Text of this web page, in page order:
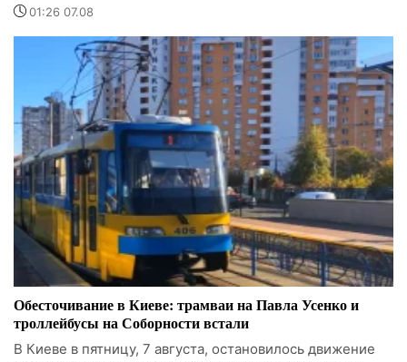
01:26 07.08
Обесточивание в Киеве: трамваи на Павла Усенко и
троллейбусы на Соборности встали
В Киеве в пятницу, 7 августа, остановилось движение